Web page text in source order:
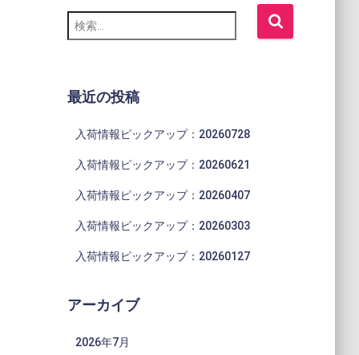
検
索
最近の投稿
入荷情報ピックアップ：20260728
入荷情報ピックアップ：20260621
入荷情報ピックアップ：20260407
入荷情報ピックアップ：20260303
入荷情報ピックアップ：20260127
アーカイブ
2026年7月